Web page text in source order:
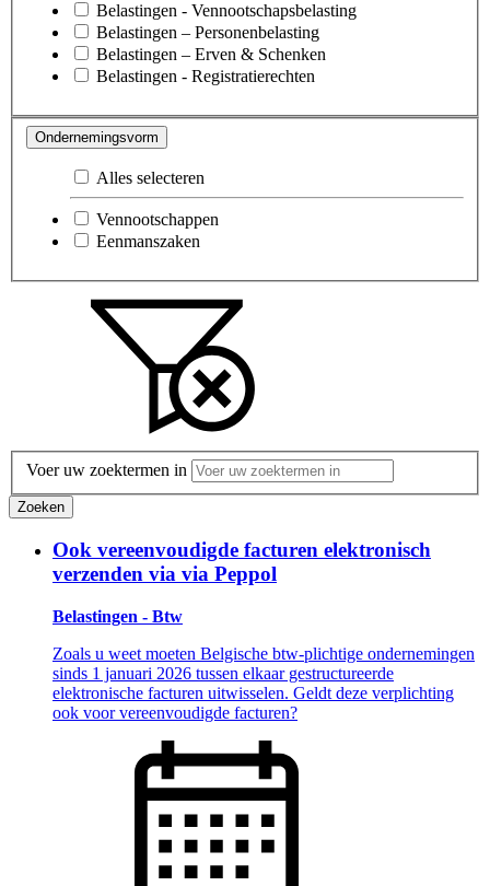
Belastingen - Vennootschapsbelasting
Belastingen – Personenbelasting
Belastingen – Erven & Schenken
Belastingen - Registratierechten
Ondernemingsvorm
Alles selecteren
Vennootschappen
Eenmanszaken
Voer uw zoektermen in
Zoeken
Ook vereenvoudigde facturen elektronisch
verzenden via via Peppol
Belastingen - Btw
Zoals u weet moeten Belgische btw-plichtige ondernemingen
sinds 1 januari 2026 tussen elkaar gestructureerde
elektronische facturen uitwisselen. Geldt deze verplichting
ook voor vereenvoudigde facturen?